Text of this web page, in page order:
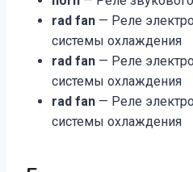
rad fan — Реле
системы охлаждения
rad fan — Реле
системы охлаждения
rad fan — Реле
системы охлаждения